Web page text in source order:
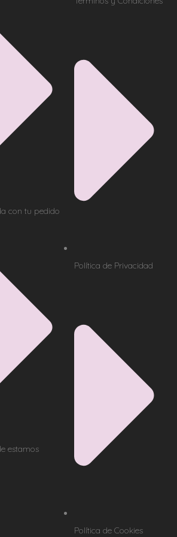
con tu pedido
estamos
Política de Privacidad
Política de Cookies